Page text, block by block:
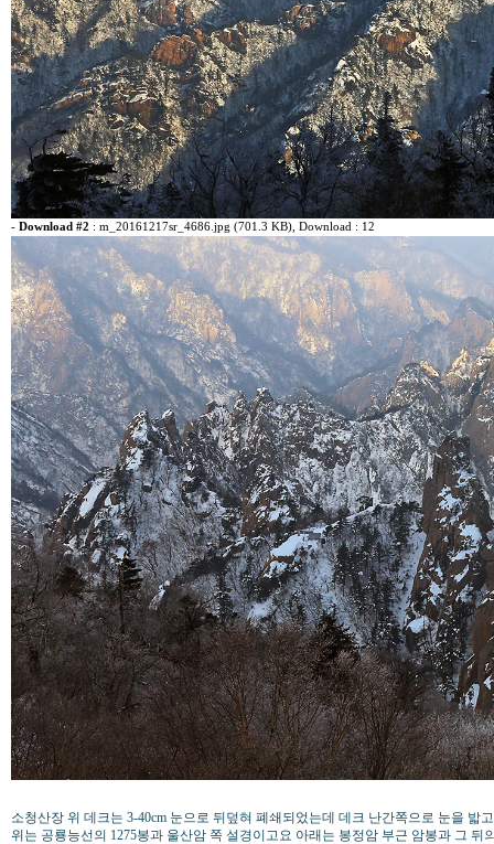
- Download #2 : m_20161217sr_4686.jpg (701.3 KB), Download : 12
소청산장 위 데크는 3-40cm 눈으로 뒤덮혀 폐쇄되었는데 데크 난간쪽으로 눈을 밟
위는 공룡능선의 1275봉과 울산암 쪽 설경이고요 아래는 봉정암 부근 암봉과 그 뒤